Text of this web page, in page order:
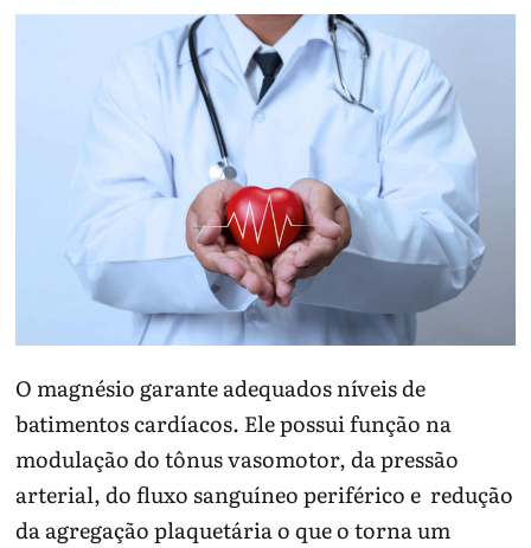
O magnésio garante adequados níveis de
batimentos cardíacos. Ele possui função na
modulação do tônus ​​vasomotor, da pressão
arterial, do fluxo sanguíneo periférico e redução
da agregação plaquetária o que o torna um